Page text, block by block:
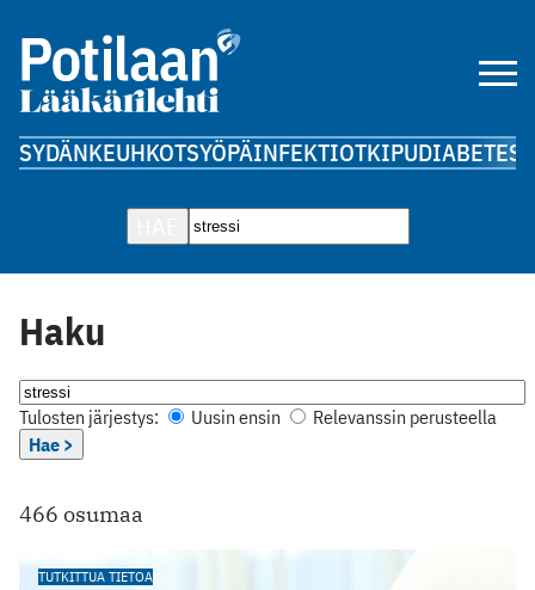
SYDÄNKEUHKOTSYÖPÄINFEKTIOTKIPUDIABETES
Haku
Tulosten järjestys: Uusin ensin
Relevanssin perusteella
Hae >
466 osumaa
TUTKITTUA TIETOA